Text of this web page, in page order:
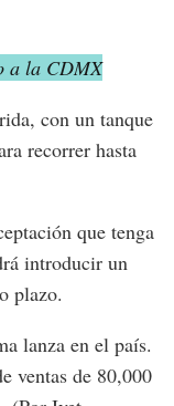
a la CDMX
con un tanque
recorrer hasta
que tenga
introducir un
plazo.
lanza en el país.
ventas de 80,000